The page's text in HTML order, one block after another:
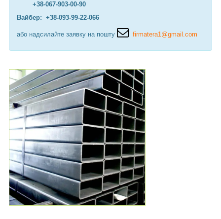
+38-067-903-00-90
Вайбер: +38-093-99-22-066
або надсилайте заявку на пошту firmatera1@gmail.com